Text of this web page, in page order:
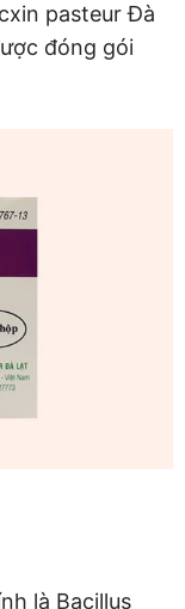
pasteur Đà
đóng gói
là Bacillus